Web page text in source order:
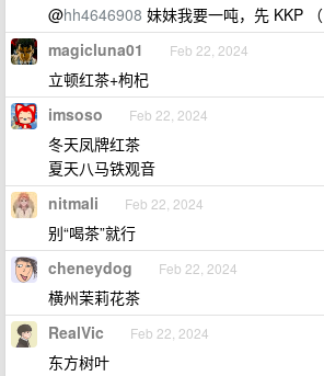
@hh4646908 妹妹我要一吨，先 KKP （
magicluna01 Feb 22, 2024
立顿红茶+枸杞
imsoso Feb 22, 2024
冬天凤牌红茶
夏天八马铁观音
nitmali Feb 22, 2024
别“喝茶”就行
cheneydog Feb 22, 2024
横州茉莉花茶
RealVic Feb 22, 2024
东方树叶